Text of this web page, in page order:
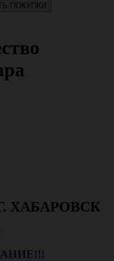
ПОКУПКИ
ХАБАРОВСК